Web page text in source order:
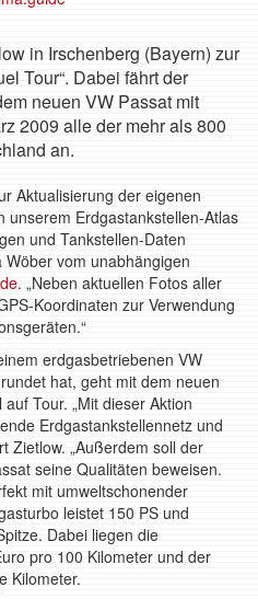
in Irschenberg (Bayern) zur
Tour“. Dabei fährt der
neuen VW Passat mit
2009 alle der mehr als 800
an.
Aktualisierung der eigenen
unserem Erdgastankstellen-Atlas
und Tankstellen-Daten
vom unabhängigen
. „Neben aktuellen Fotos aller
Koordinaten zur Verwendung
erdgasbetriebenen VW
hat, geht mit dem neuen
Tour. „Mit dieser Aktion
Erdgastankstellennetz und
Zietlow. „Außerdem soll der
seine Qualitäten beweisen.
mit umweltschonender
leistet 150 PS und
Dabei liegen die
pro 100 Kilometer und der
Kilometer.